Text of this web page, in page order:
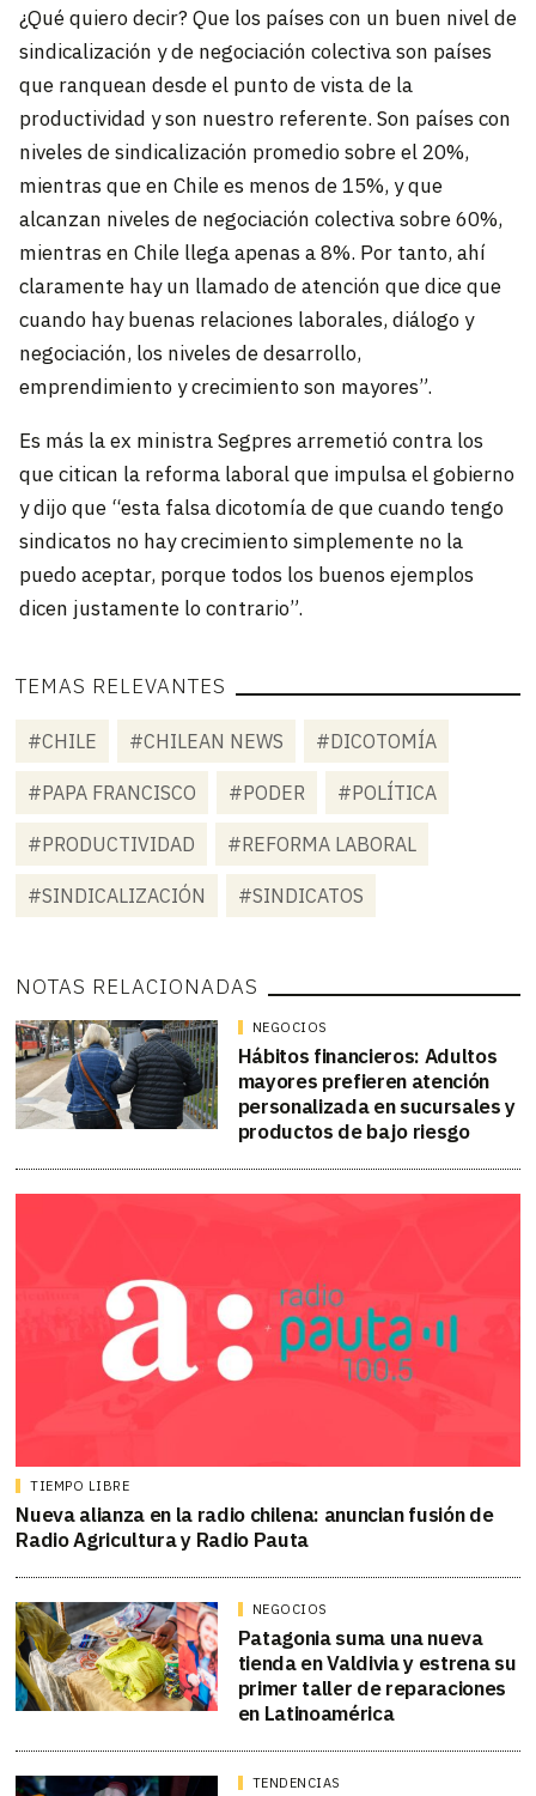
¿Qué quiero decir? Que los países con un buen nivel de
sindicalización y de negociación colectiva son países
que ranquean desde el punto de vista de la
productividad y son nuestro referente. Son países con
niveles de sindicalización promedio sobre el 20%,
mientras que en Chile es menos de 15%, y que
alcanzan niveles de negociación colectiva sobre 60%,
mientras en Chile llega apenas a 8%. Por tanto, ahí
claramente hay un llamado de atención que dice que
cuando hay buenas relaciones laborales, diálogo y
negociación, los niveles de desarrollo,
emprendimiento y crecimiento son mayores”.
Es más la ex ministra Segpres arremetió contra los
que citican la reforma laboral que impulsa el gobierno
y dijo que “esta falsa dicotomía de que cuando tengo
sindicatos no hay crecimiento simplemente no la
puedo aceptar, porque todos los buenos ejemplos
dicen justamente lo contrario”.
TEMAS RELEVANTES
#CHILE #CHILEAN NEWS #DICOTOMÍA
#PAPA FRANCISCO #PODER #POLÍTICA
#PRODUCTIVIDAD #REFORMA LABORAL
#SINDICALIZACIÓN #SINDICATOS
NOTAS RELACIONADAS
NEGOCIOS
Hábitos financieros: Adultos
mayores prefieren atención
personalizada en sucursales y
productos de bajo riesgo
TIEMPO LIBRE
Nueva alianza en la radio chilena: anuncian fusión de
Radio Agricultura y Radio Pauta
NEGOCIOS
Patagonia suma una nueva
tienda en Valdivia y estrena su
primer taller de reparaciones
en Latinoamérica
TENDENCIAS